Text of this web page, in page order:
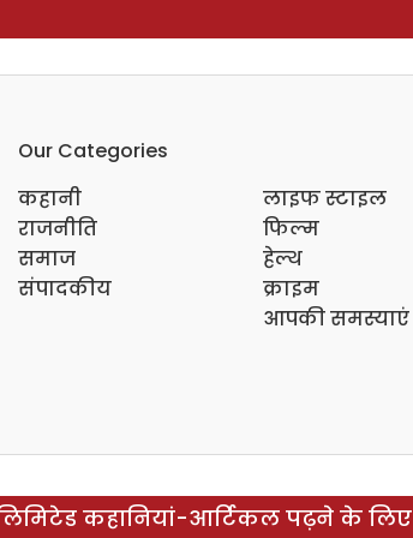
Our Categories
कहानी
राजनीति
समाज
संपादकीय
लाइफ स्टाइल
फिल्म
हेल्थ
क्राइम
आपकी समस्याएं
कहानियां-आर्टिकल पढ़ने के लिए